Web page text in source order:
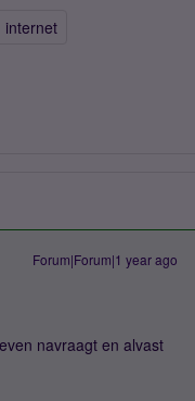
internet
Forum|Forum|1 year ago
navraagt en alvast